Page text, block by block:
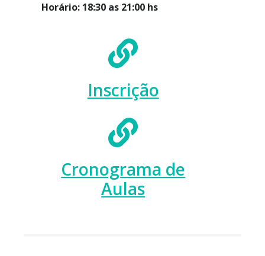
Horário: 18:30 as 21:00 hs
Inscrição
Cronograma de
Aulas